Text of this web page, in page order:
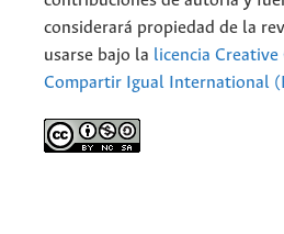
considerará propiedad de la
usarse bajo la licencia
Compartir Igual International